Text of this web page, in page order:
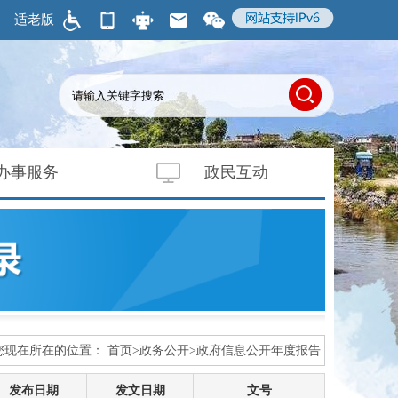
适老版
|
事服务 政民互动